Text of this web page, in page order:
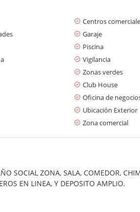
Centros
Garaje
Piscina
Vigilancia
Zonas verdes
Club House
Oficina de
Ubicación Exterior
Zona comercial
SOCIAL ZONA, SALA, COMEDOR,
EN LINEA, Y DEPOSITO AMPLIO.